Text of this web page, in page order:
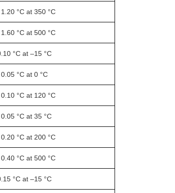
°C at 350 °C
°C at 500 °C
°C at –15 °C
°C at 0 °C
°C at 120 °C
°C at 35 °C
°C at 200 °C
°C at 500 °C
°C at –15 °C